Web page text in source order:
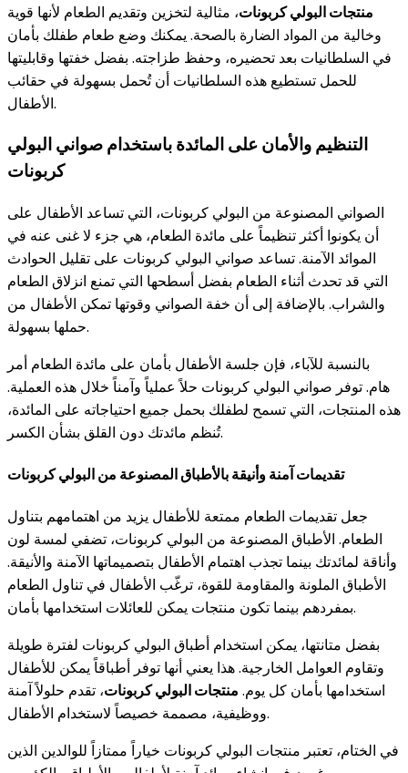
منتجات البولي كربونات، مثالية لتخزين وتقديم الطعام لأنها قوية
وخالية من المواد الضارة بالصحة. يمكنك وضع طعام طفلك بأمان
في السلطانيات بعد تحضيره، وحفظ طزاجته. بفضل خفتها وقابليتها
للحمل تستطيع هذه السلطانيات أن تُحمل بسهولة في حقائب
الأطفال.
التنظيم والأمان على المائدة باستخدام صواني البولي
كربونات
الصواني المصنوعة من البولي كربونات، التي تساعد الأطفال على
أن يكونوا أكثر تنظيماً على مائدة الطعام، هي جزء لا غنى عنه في
الموائد الآمنة. تساعد صواني البولي كربونات على تقليل الحوادث
التي قد تحدث أثناء الطعام بفضل أسطحها التي تمنع انزلاق الطعام
والشراب. بالإضافة إلى أن خفة الصواني وقوتها تمكن الأطفال من
حملها بسهولة.
بالنسبة للآباء، فإن جلسة الأطفال بأمان على مائدة الطعام أمر
هام. توفر صواني البولي كربونات حلاً عملياً وآمناً خلال هذه العملية.
هذه المنتجات، التي تسمح لطفلك بحمل جميع احتياجاته على المائدة،
تُنظم مائدتك دون القلق بشأن الكسر.
تقديمات آمنة وأنيقة بالأطباق المصنوعة من البولي كربونات
جعل تقديمات الطعام ممتعة للأطفال يزيد من اهتمامهم بتناول
الطعام. الأطباق المصنوعة من البولي كربونات، تضفي لمسة لون
وأناقة لمائدتك بينما تجذب اهتمام الأطفال بتصميماتها الآمنة والأنيقة.
الأطباق الملونة والمقاومة للقوة، ترغّب الأطفال في تناول الطعام
بمفردهم بينما تكون منتجات يمكن للعائلات استخدامها بأمان.
بفضل متانتها، يمكن استخدام أطباق البولي كربونات لفترة طويلة
وتقاوم العوامل الخارجية. هذا يعني أنها توفر أطباقاً يمكن للأطفال
استخدامها بأمان كل يوم. منتجات البولي كربونات، تقدم حلولاً آمنة
ووظيفية، مصممة خصيصاً لاستخدام الأطفال.
في الختام، تعتبر منتجات البولي كربونات خياراً ممتازاً للوالدين الذين